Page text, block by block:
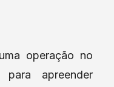
operação no
apreender